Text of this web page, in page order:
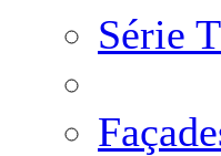
Série